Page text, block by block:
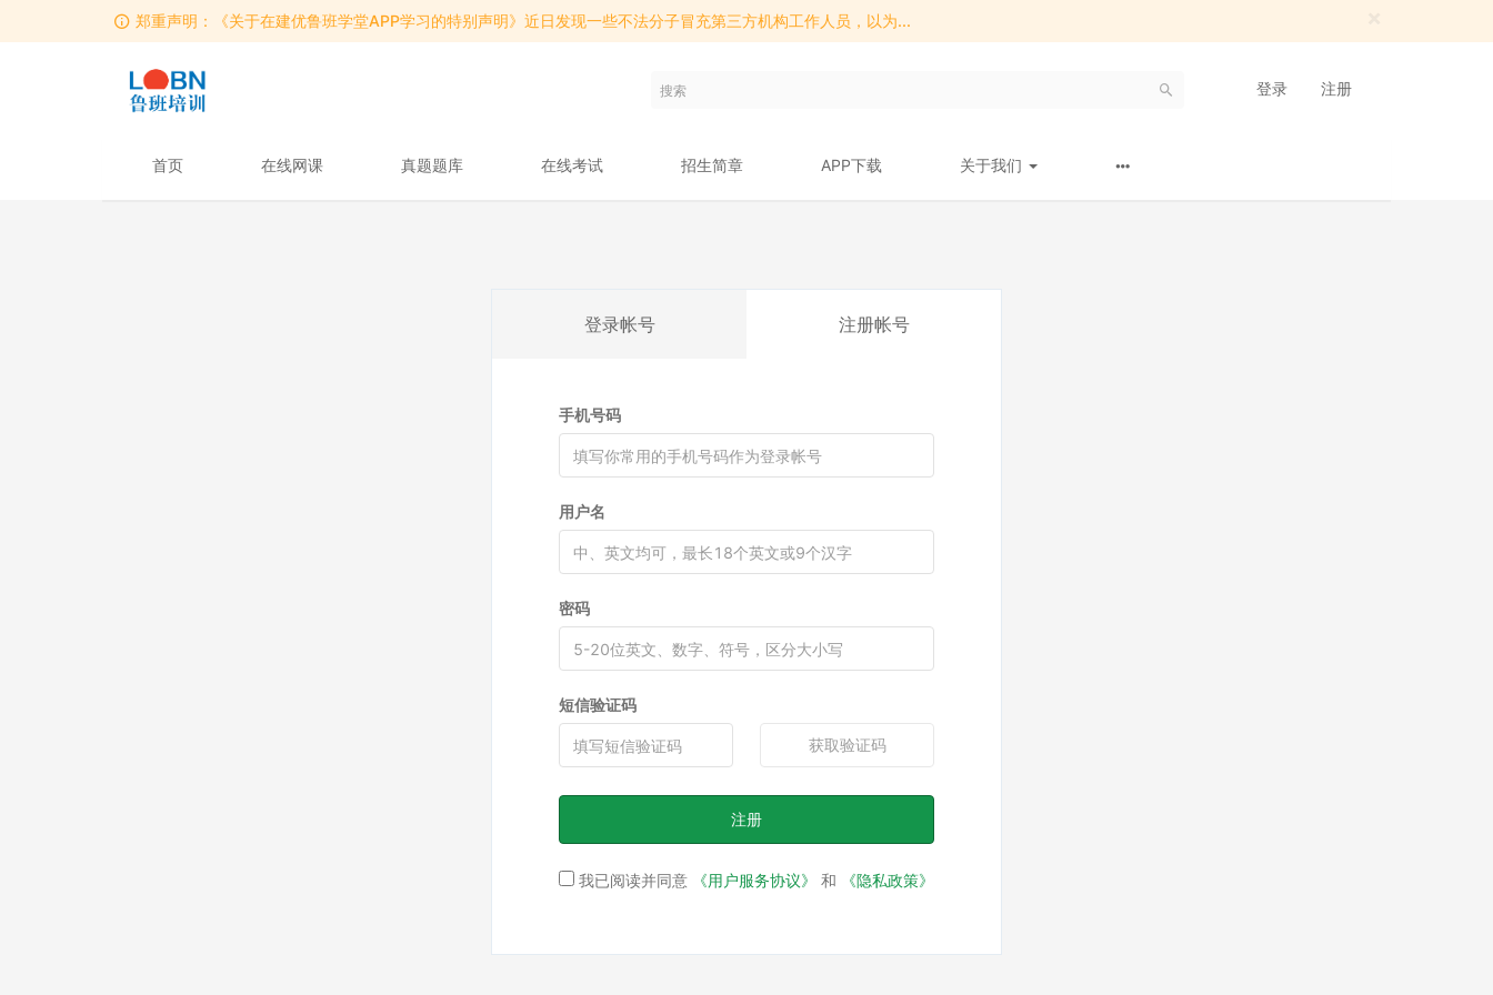
郑重声明：《关于在建优鲁班学堂APP学习的特别声明》近日发现一些不法分子冒充第三方机构工作人员，以为...
郑重声明：《关于在建优鲁班学堂APP学习的特别声明》近日发现一些不法分子冒充第三方机构工作人员，以为...
登录 注册
首页 在线网课 真题题库 在线考试 招生简章 APP下载 关于我们
登录帐号 注册帐号
手机号码
用户名
密码
短信验证码
获取验证码
注册
我已阅读并同意 《用户服务协议》 和 《隐私政策》